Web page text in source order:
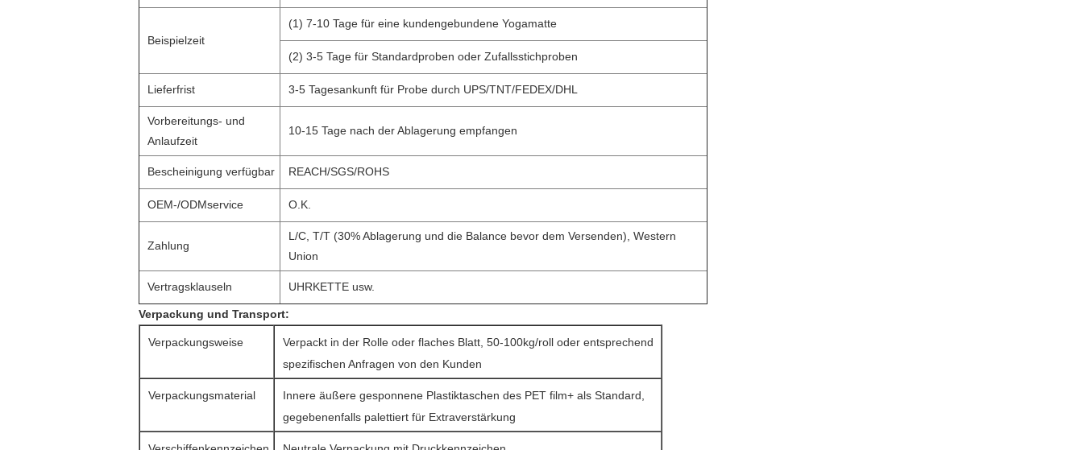
Beispielzeit
(1) 7-10 Tage für eine kundengebundene Yogamatte
(2) 3-5 Tage für Standardproben oder Zufallsstichproben
Lieferfrist 3-5 Tagesankunft für Probe durch UPS/TNT/FEDEX/DHL
Vorbereitungs- und
Anlaufzeit
10-15 Tage nach der Ablagerung empfangen
Bescheinigung verfügbar REACH/SGS/ROHS
OEM-/ODMservice O.K.
Zahlung
L/C, T/T (30% Ablagerung und die Balance bevor dem Versenden), Western
Union
Vertragsklauseln UHRKETTE usw.
Verpackung und Transport:
Verpackungsweise
Verpackt in der Rolle oder flaches Blatt, 50-100kg/roll oder entsprechend
spezifischen Anfragen von den Kunden
Verpackungsmaterial
Innere äußere gesponnene Plastiktaschen des PET film+ als Standard,
gegebenenfalls palettiert für Extraverstärkung